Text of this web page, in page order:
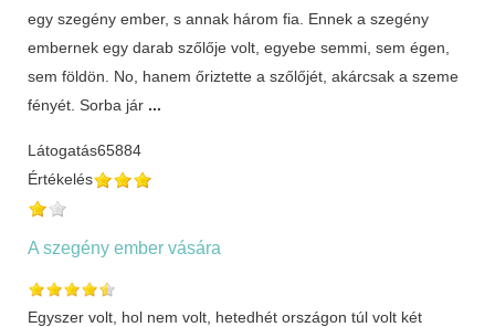
egy szegény ember, s annak három fia. Ennek a szegény
embernek egy darab szőlője volt, egyebe semmi, sem égen,
sem földön. No, hanem őriztette a szőlőjét, akárcsak a szeme
fényét. Sorba jár ...
Látogatás65884
Értékelés
A szegény ember vására
Egyszer volt, hol nem volt, hetedhét országon túl volt két